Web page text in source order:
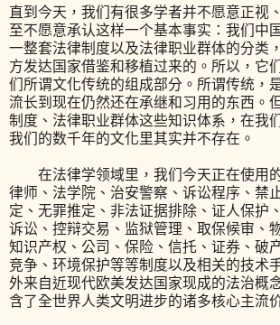
直到今天，我们有很多学者并不愿意正视
至不愿意承认这样一个基本事实：我们中
一整套法律制度以及法律职业群体的分类
方发达国家借鉴和移植过来的。所以，它
们所谓文化传统的组成部分。所谓传统，
流长到现在仍然还在承继和习用的东西。
制度、法律职业群体这些知识体系，在我
我们的数千年的文化里其实并不存在。
在法律学领域里，我们今天正在使用的
律师、法学院、治安警察、诉讼程序、禁
定、无罪推定、非法证据排除、证人保护
诉讼、控辩交易、监狱管理、取保候审、
知识产权、公司、保险、信托、证券、破
竞争、环境保护等等制度以及相关的技术
外来自近现代欧美发达国家现成的法治概
含了全世界人类文明进步的诸多核心主流